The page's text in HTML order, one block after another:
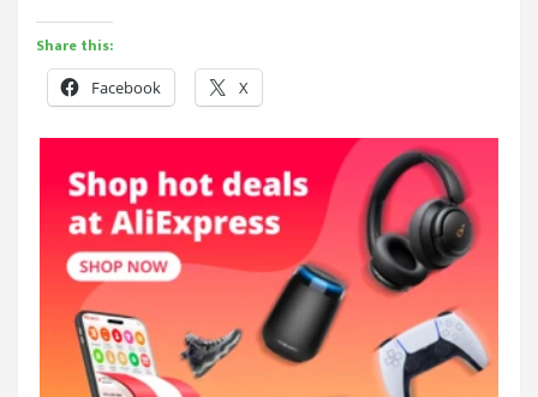
Share this:
Facebook X